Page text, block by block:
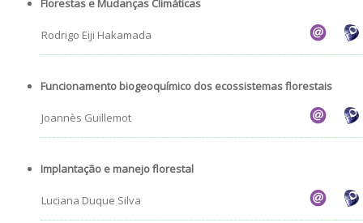
Florestas e Mudanças Climáticas
Rodrigo Eiji Hakamada
Funcionamento biogeoquímico dos ecossistemas florestais
Joannès Guillemot
Implantação e manejo florestal
Luciana Duque Silva